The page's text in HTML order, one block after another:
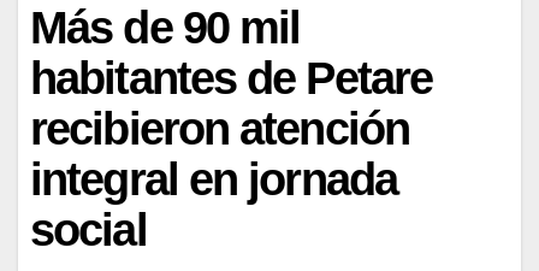
Más de 90 mil
habitantes de Petare
recibieron atención
integral en jornada
social